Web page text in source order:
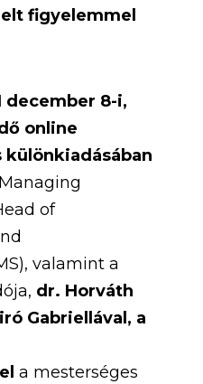
figyelemmel
december 8-i,
online
of
valamint a
dr. Horváth
Gabriellával, a
a mesterséges